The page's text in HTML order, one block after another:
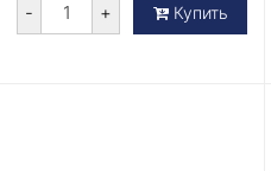
- + Купить